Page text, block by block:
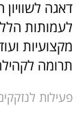
דאגה
לעמותות
מקצועיות
תרומה
פעילות